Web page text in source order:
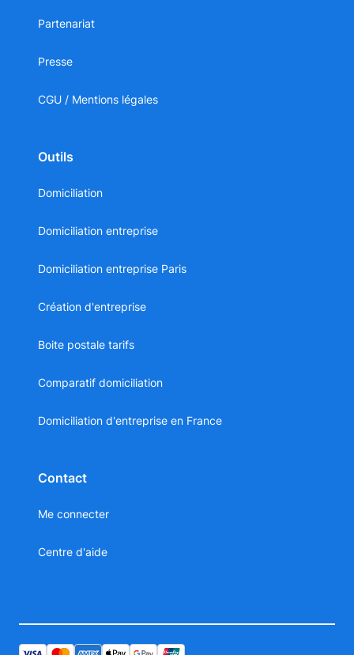
Partenariat
Presse
CGU / Mentions légales
Outils
Domiciliation
Domiciliation entreprise
Domiciliation entreprise Paris
Création d'entreprise
Boite postale tarifs
Comparatif domiciliation
Domiciliation d'entreprise en France
Contact
Me connecter
Centre d'aide